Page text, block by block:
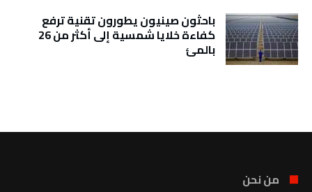
باحثون صينيون يطورون تقنية ترفع
كفاءة خلايا شمسية إلى أكثر من 26
بالمئ
من نحن